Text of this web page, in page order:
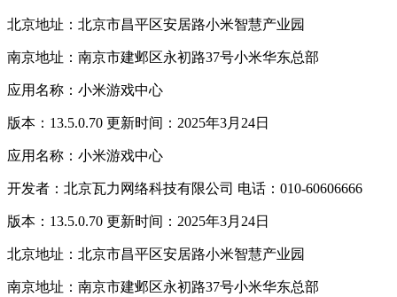
北京地址：北京市昌平区安居路小米智慧产业园
南京地址：南京市建邺区永初路37号小米华东总部
应用名称：小米游戏中心
版本：13.5.0.70 更新时间：2025年3月24日
应用名称：小米游戏中心
开发者：北京瓦力网络科技有限公司 电话：010-60606666
版本：13.5.0.70 更新时间：2025年3月24日
北京地址：北京市昌平区安居路小米智慧产业园
南京地址：南京市建邺区永初路37号小米华东总部